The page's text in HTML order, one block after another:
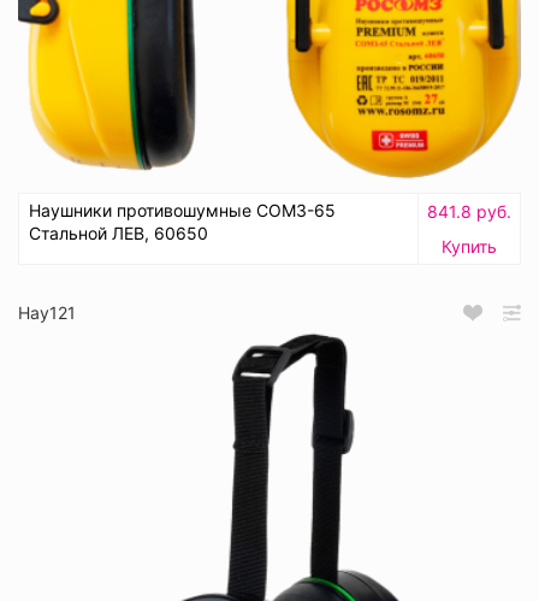
Наушники противошумные СОМЗ-65
Стальной ЛЕВ, 60650
841.8 руб.
Купить
Нау121